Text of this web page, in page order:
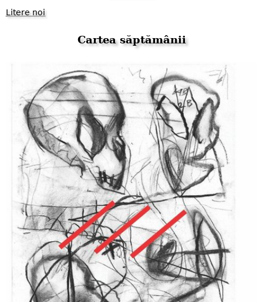
Litere noi
Cartea săptămânii